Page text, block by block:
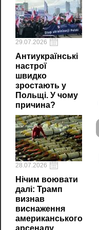
29.07.2026
Антиукраїнські
настрої
швидко
зростають у
Польщі. У чому
причина?
28.07.2026
Нічим воювати
далі: Трамп
визнав
виснаження
американського
арсеналу